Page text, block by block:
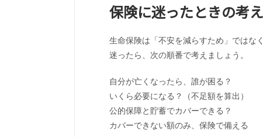
保険に迷ったときの考
生命保険は「不安を減らすため」ではな
迷ったら、次の順番で考えましょう。
自分が亡くなったら、誰が困る？
いくら必要になる？（不足額を算出）
公的保障と貯蓄でカバーできる？
カバーできない額のみ、保険で備える